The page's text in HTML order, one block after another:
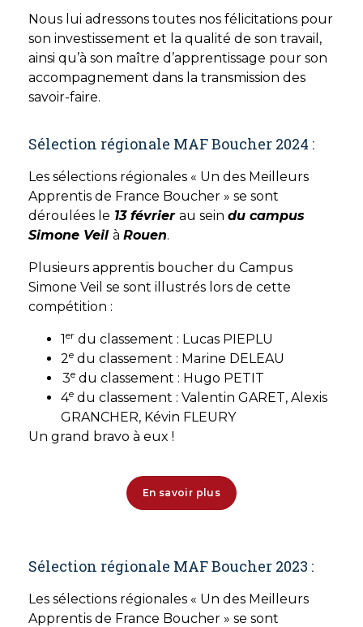
Nous lui adressons toutes nos félicitations pour
son investissement et la qualité de son travail,
ainsi qu’à son maître d’apprentissage pour son
accompagnement dans la transmission des
savoir-faire.
Sélection régionale MAF Boucher 2024 :
Les sélections régionales « Un des Meilleurs
Apprentis de France Boucher » se sont
déroulées le 13 février au sein du campus
Simone Veil à Rouen.
Plusieurs apprentis boucher du Campus
Simone Veil se sont illustrés lors de cette
compétition :
1er du classement : Lucas PIEPLU
2e du classement : Marine DELEAU
3e du classement : Hugo PETIT
4e du classement : Valentin GARET, Alexis
GRANCHER, Kévin FLEURY
Un grand bravo à eux !
En savoir plus
Sélection régionale MAF Boucher 2023 :
Les sélections régionales « Un des Meilleurs
Apprentis de France Boucher » se sont